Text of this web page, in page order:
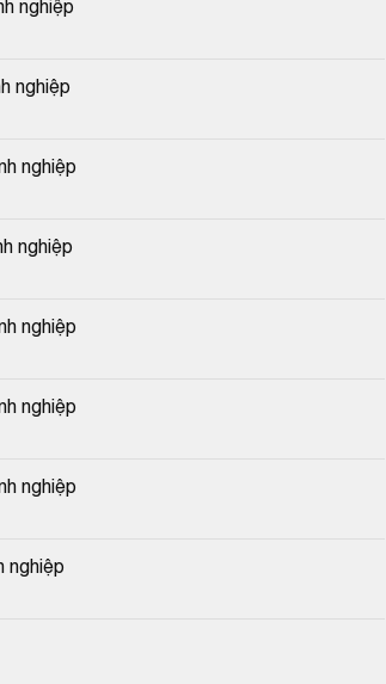
nghiệp
nghiệp
nghiệp
nghiệp
nghiệp
nghiệp
nghiệp
nghiệp